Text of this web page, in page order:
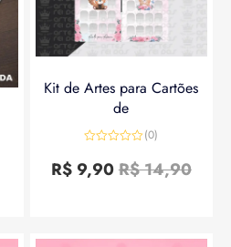
Kit de Artes para Cartões
de
0
de
(0)
R$14,90
R$9,90